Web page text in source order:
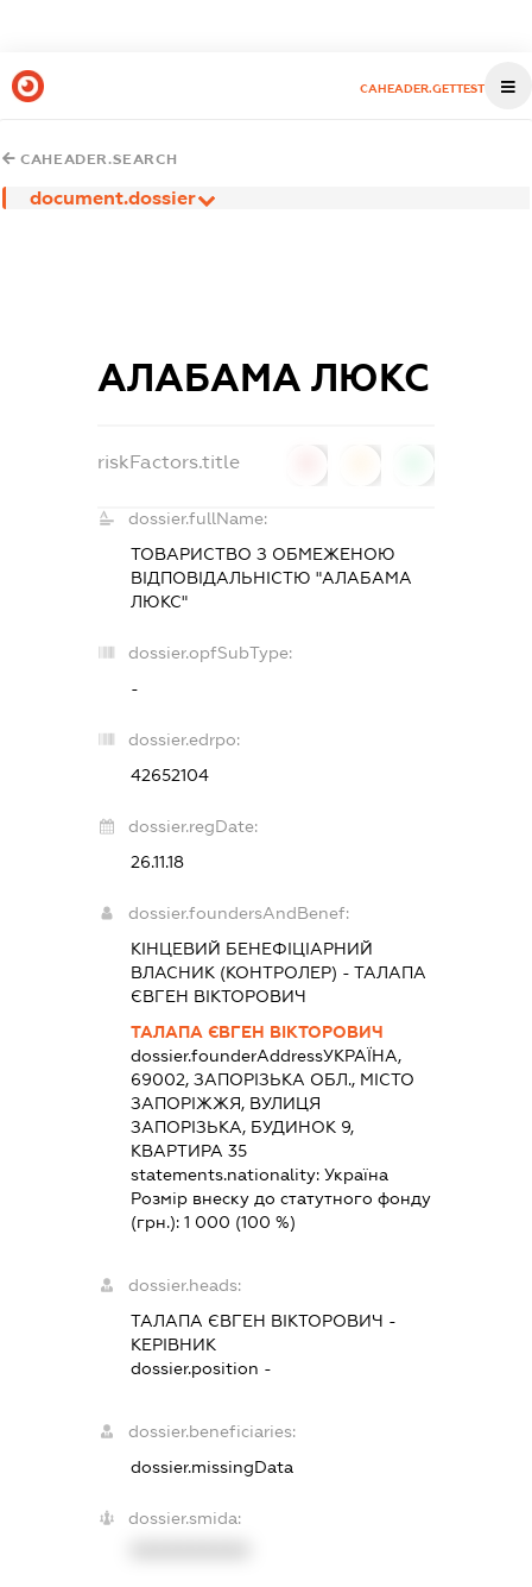
CAHEADER.GETTEST
CAHEADER.SEARCH
document.dossier
АЛАБАМА ЛЮКС
riskFactors.title
dossier.fullName:
ТОВАРИСТВО З ОБМЕЖЕНОЮ
ВІДПОВІДАЛЬНІСТЮ "АЛАБАМА
ЛЮКС"
dossier.opfSubType:
-
dossier.edrpo:
42652104
dossier.regDate:
26.11.18
dossier.foundersAndBenef:
КІНЦЕВИЙ БЕНЕФІЦІАРНИЙ
ВЛАСНИК (КОНТРОЛЕР) - ТАЛАПА
ЄВГЕН ВІКТОРОВИЧ
ТАЛАПА ЄВГЕН ВІКТОРОВИЧ
dossier.founderAddressУКРАЇНА,
69002, ЗАПОРІЗЬКА ОБЛ., МІСТО
ЗАПОРІЖЖЯ, ВУЛИЦЯ
ЗАПОРІЗЬКА, БУДИНОК 9,
КВАРТИРА 35
statements.nationality:Україна
Розмір внеску до статутного фонду
(грн.):1 000 (100 %)
dossier.heads:
ТАЛАПА ЄВГЕН ВІКТОРОВИЧ -
КЕРІВНИК
dossier.position -
dossier.beneficiaries:
dossier.missingData
dossier.smida: